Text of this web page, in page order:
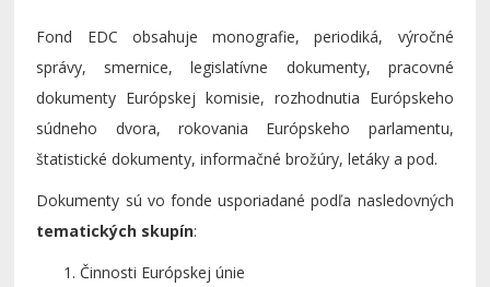
Fond EDC obsahuje monografie, periodiká, výročné
správy, smernice, legislatívne dokumenty, pracovné
dokumenty Európskej komisie, rozhodnutia Európskeho
súdneho dvora, rokovania Európskeho parlamentu,
štatistické dokumenty, informačné brožúry, letáky a pod.
Dokumenty sú vo fonde usporiadané podľa nasledovných
tematických skupín:
Činnosti Európskej únie